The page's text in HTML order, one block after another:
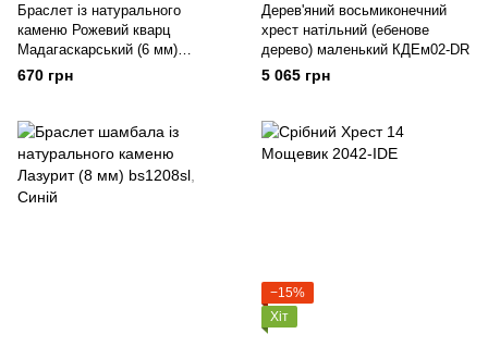
Браслет із натурального
каменю Рожевий кварц
Мадагаскарський (6 мм)
bk3606sl
670 грн
Дерев'яний восьмиконечний
хрест натільний (ебенове
дерево) маленький КДЕм02-DR
5 065 грн
−15%
Хіт